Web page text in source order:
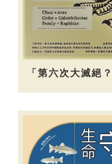
「第六次大滅絕